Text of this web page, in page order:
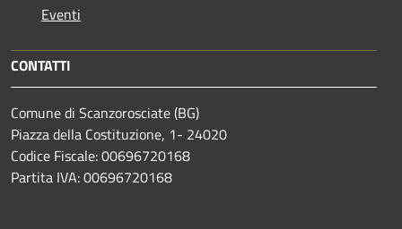
Eventi
CONTATTI
Comune di Scanzorosciate (BG)
Piazza della Costituzione, 1- 24020
Codice Fiscale: 00696720168
Partita IVA: 00696720168